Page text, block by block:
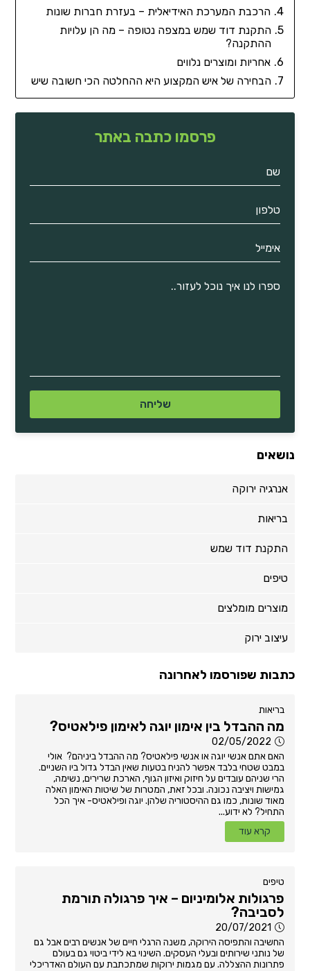
הרכבת המערכת האידיאלית – בעזרת חברות שונות
התקנת דוד שמש במצפה נטופה – מה הן עלויות
ההתקנה?
אחריות ומוצרים נלווים
הבחירה של איש המקצוע היא ההחלטה הכי חשובה שיש
פרסמו כתבה באתר
נושאים
אנרגיה ירוקה
בריאות
התקנת דוד שמש
טיפים
מוצרים מומלצים
עיצוב ירוק
כתבות שפורסמו לאחרונה
בריאות
מה ההבדל בין אימון יוגה לאימון פילאטיס?
02/05/2022
האם אתם אנשי יוגה או אנשי פילאטיס? מה ההבדל ביניהם? אולי
במבט שטחי בלבד אפשר להניח בטעות שאין הבדל גדול ביו השניים.
הרי שניהם עובדים על חיזוק ואיזון הגוף, הארכת שרירים, נשימה,
גמישות ויציבה נכונה. ובכל זאת, המטרות של שיטות האימון האלה
מאוד שונות, כמו גם ההיסטוריה שלהן. יוגה ופילאטיס- איך הכל
התחיל? לא ידוע...
קרא עוד
טיפים
פרגולות אלומיניום – איך פרגולה תורמת
לסביבה?
20/07/2021
החשיבה והתפיסה הירוקה, משנה הרגלי חיים של אנשים רבים אבל גם
של נותני שירותים ובעלי העסקים. השינוי בא לידי ביטוי גם בעולם
פתרונות ההצללה. עם מגמות ירוקות שמתכתבת עם העולם האדריכלי